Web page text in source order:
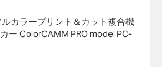
カラープリント＆カット複合機
ー ColorCAMM PRO model PC-